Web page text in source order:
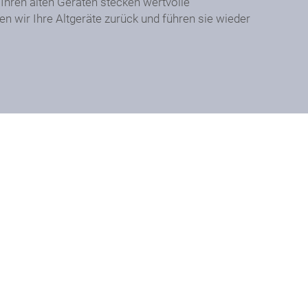
wir Ihre Altgeräte zurück und führen sie wieder